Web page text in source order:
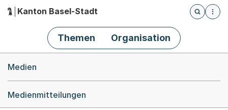
Hauptnavigation
Kanton Basel-Stadt
Öffnet
Themen Organisation
Medien
Medienmitteilungen